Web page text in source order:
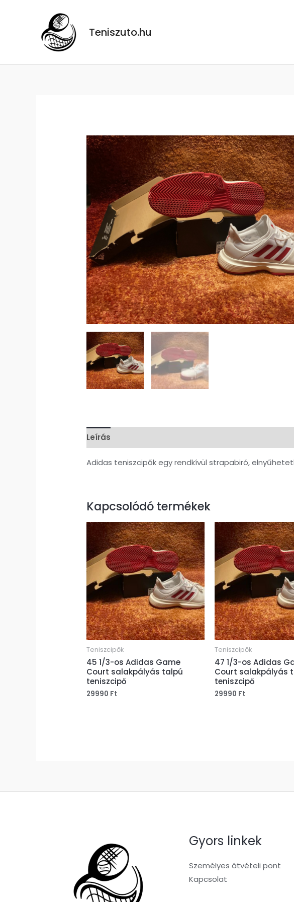
Teniszuto.hu
Leírás
Adidas teniszcipők egy rendkívül strapabiró,
Kapcsolódó termékek
Teniszcipők
45 1/3-os Adidas Game
Court salakpályás talpú
teniszcipő
29990 Ft
Teniszcipők
47 1/3-os Adidas
Court salakpályás
teniszcipő
29990 Ft
Gyors linkek
Személyes átvételi pont
Kapcsolat